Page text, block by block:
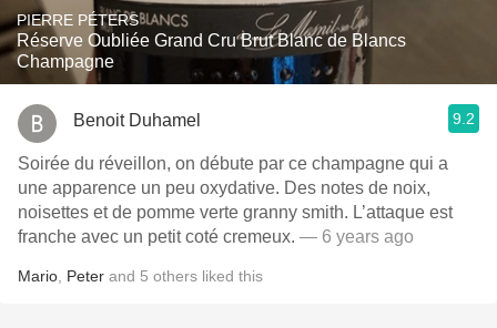
PIERRE PÉTERS
Réserve Oubliée Grand Cru Brut Blanc de Blancs
Champagne
Benoit Duhamel 9.2
Soirée du réveillon, on débute par ce champagne qui a
une apparence un peu oxydative. Des notes de noix,
noisettes et de pomme verte granny smith. L’attaque est
franche avec un petit coté cremeux. — 6 years ago
Mario Peter and 5 others liked this